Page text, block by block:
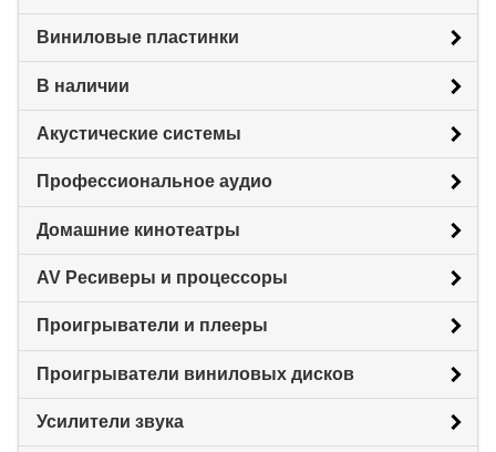
Виниловые пластинки
В наличии
Акустические системы
Профессиональное аудио
Домашние кинотеатры
AV Ресиверы и процессоры
Проигрыватели и плееры
Проигрыватели виниловых дисков
Усилители звука